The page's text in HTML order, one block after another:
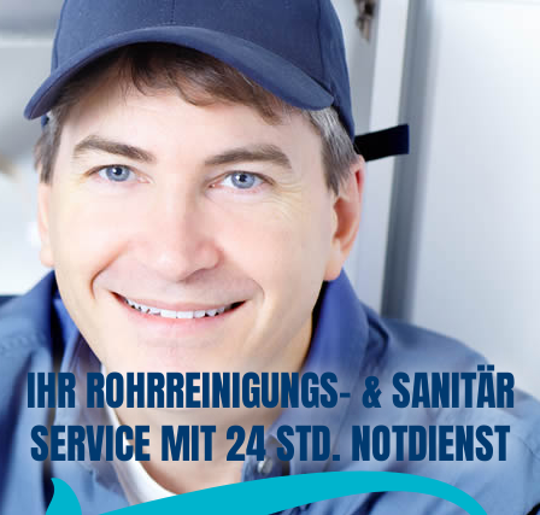
IHR ROHRREINIGUNGS- & SANITÄR
SERVICE MIT 24 STD. NOTDIENST